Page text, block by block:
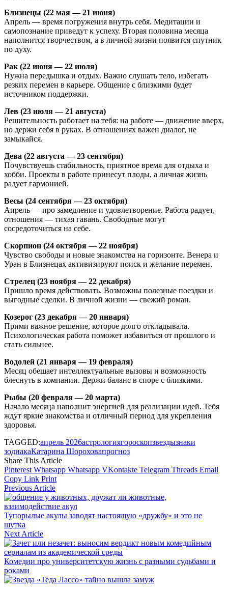
Близнецы (22 мая — 21 июня)
Апрель — время погружения внутрь себя. Медитации и
самопознание приведут к успеху. Вторая половина месяца
наполнится творчеством, а в личной жизни появится спутник
по духу.
Рак (22 июня — 22 июля)
Нужна передышка и отдых. Важно слушать тело, избегать
резких перемен в карьере. Общение с близкими будет
источником поддержки.
Лев (23 июля — 21 августа)
Решительность работает на тебя: на работе — движение вверх,
но держи себя в руках. В отношениях важен диалог, не
замыкайся.
Дева (22 августа — 23 сентября)
Почувствуешь стабильность, приятное время для отдыха и
хобби. Проекты в работе принесут плоды, а личная жизнь
радует гармонией.
Весы (24 сентября — 23 октября)
Апрель — про замедление и удовлетворение. Работа радует,
отношения — тихая гавань. Свободные могут
сосредоточиться на себе.
Скорпион (24 октября — 22 ноября)
Чувство свободы и новые знакомства на горизонте. Венера и
Уран в Близнецах активизируют поиск и желание перемен.
Стрелец (23 ноября — 22 декабря)
Пришло время действовать. Возможны полезные поездки и
выгодные сделки. В личной жизни — свежий роман.
Козерог (23 декабря — 20 января)
Прими важное решение, которое долго откладывала.
Психологическая работа поможет избавиться от прошлого и
стать сильнее.
Водолей (21 января — 19 февраля)
Месяц обещает интеллектуальные вызовы и возможность
блеснуть в компании. Держи баланс в споре с близкими.
Рыбы (20 февраля — 20 марта)
Начало месяца наполнит энергией для реализации идей. Тебя
ждут яркие знакомства и отличный период для укрепления
здоровья.
TAGGED:апрель 2026астрологиягороскопзвездызнаки
зодиакаКатарина Шороховапрогноз
Share This Article
Pinterest Whatsapp Whatsapp VKontakte Telegram Threads Email
Copy Link Print
Previous Article
Тупорылые акулы заводят настоящую «дружбу» и это не
шутка
Next Article
Комедии про университетскую жизнь с разными судьбами и
роками